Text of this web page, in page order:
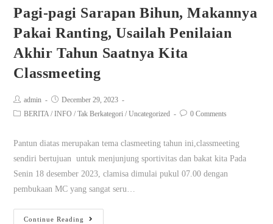
Pagi-pagi Sarapan Bihun, Makannya
Pakai Ranting, Usailah Penilaian
Akhir Tahun Saatnya Kita
Classmeeting
admin
December 29, 2023
BERITA / INFO / Tak Berkategori / Uncategorized 0 Comments
Pantun diatas merupakan tema clasmeeting tahun ini,classmeeting
sendiri bertujuan untuk menjunjung sportivitas dan bakat kita Pada
Senin 18 desember 2023, clamisa dimulai pukul 07.00 dengan
pembukaan MC yang sangat seru…
Continue Reading